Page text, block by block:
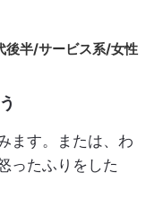
後半/サービス系/女性
ます。または、わ
ったふりをした